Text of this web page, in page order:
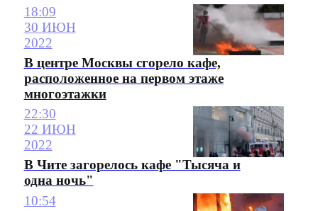
18:09
30 ИЮН
2022
В центре Москвы сгорело кафе,
расположенное на первом этаже
многоэтажки
22:30
22 ИЮН
2022
В Чите загорелось кафе "Тысяча и
одна ночь"
10:54